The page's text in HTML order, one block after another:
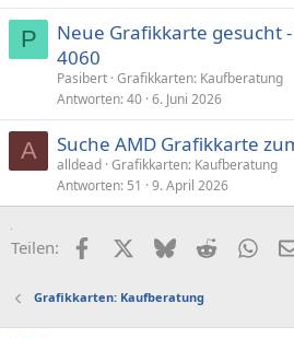
P
Neue Grafikkarte gesucht
4060
Pasibert Grafikkarten: Kaufberatung
Antworten 40 6. Juni 2026
A Suche AMD Grafikkarte
alldead Grafikkarten: Kaufberatung
Antworten 51 9. April 2026
Teilen: FacebookX (Twitter)
BlueskyReddit
Grafikkarten: Kaufberatung